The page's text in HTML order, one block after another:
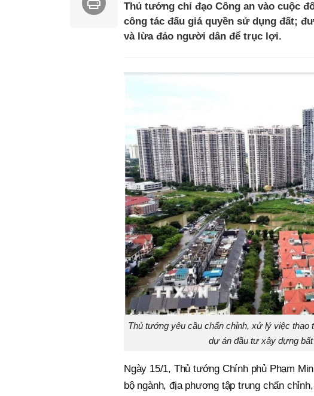
Thủ tướng chỉ đạo Công an vào cuộc
công tác đấu giá quyền sử dụng đất;
và lừa đảo người dân để trục lợi.
Thủ tướng yêu cầu chấn chỉnh, xử lý việc thao
dự án đầu tư xây dựng
Ngày 15/1, Thủ tướng Chính phủ Phạm
bộ ngành, địa phương tập trung chấn